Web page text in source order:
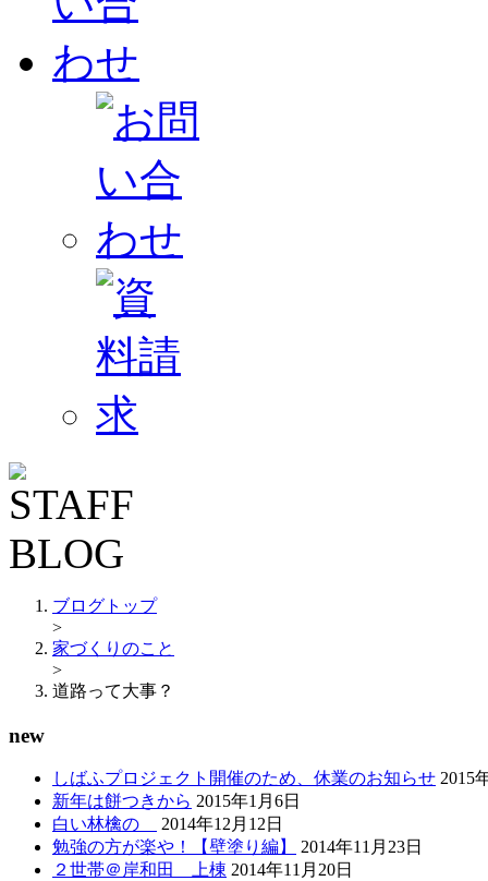
ブログトップ
>
家づくりのこと
>
道路って大事？
new
しばふプロジェクト開催のため、休業のお知らせ 2015
新年は餅つきから 2015年1月6日
白い林檎の
2014年12月12日
勉強の方が楽や！【壁塗り編】
2014年11月23日
２世帯＠岸和田 上棟 2014年11月20日